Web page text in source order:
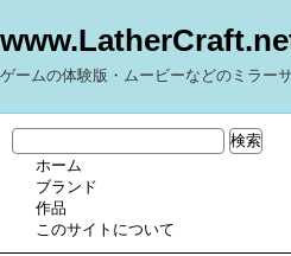
ゲームの体験版・ムービーなどのミラー
ホーム
ブランド
作品
このサイトについて